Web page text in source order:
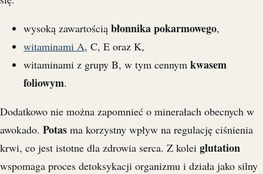
wysoką zawartością błonnika pokarmowego,
witaminami A, C, E oraz K,
witaminami z grupy B, w tym cennym kwasem
foliowym.
Dodatkowo nie można zapomnieć o minerałach obecnych w
awokado. Potas ma korzystny wpływ na regulację ciśnienia
krwi, co jest istotne dla zdrowia serca. Z kolei glutation
wspomaga proces detoksykacji organizmu i działa jako silny